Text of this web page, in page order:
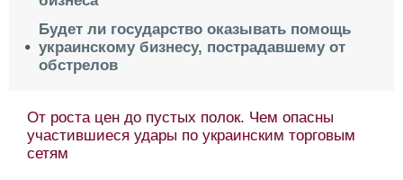
Будет ли государство оказывать помощь
украинскому бизнесу, пострадавшему от
обстрелов
От роста цен до пустых полок. Чем опасны
участившиеся удары по украинским торговым
сетям